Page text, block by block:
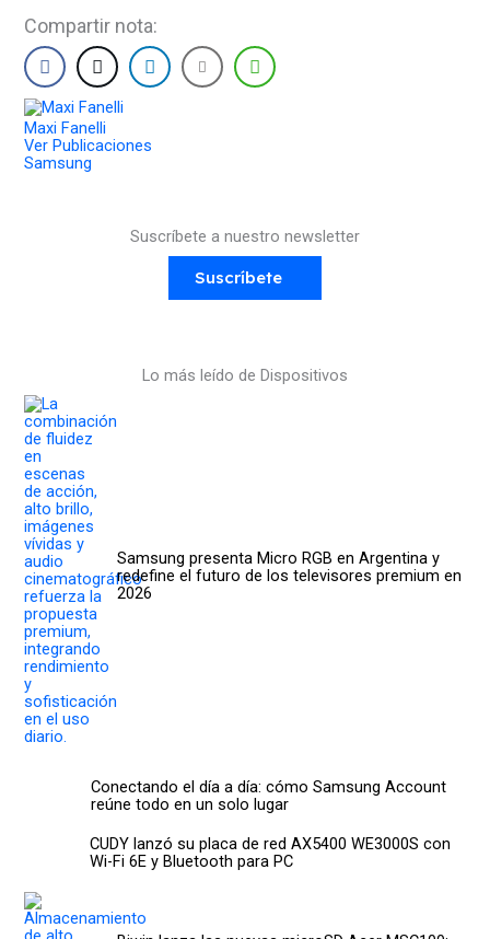
Compartir nota:
Maxi Fanelli
Ver Publicaciones
Samsung
Suscríbete a nuestro newsletter
Suscríbete
Lo más leído de Dispositivos
Samsung presenta Micro RGB en Argentina y
redefine el futuro de los televisores premium en
2026
Conectando el día a día: cómo Samsung Account
reúne todo en un solo lugar
CUDY lanzó su placa de red AX5400 WE3000S con
Wi-Fi 6E y Bluetooth para PC